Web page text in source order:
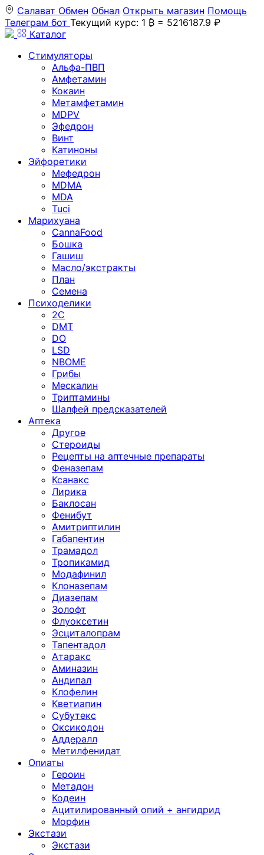
Салават Обмен Обнал Открыть магазин Помощь
Телеграм бот Текущий курс: 1 ₿ = 5216187.9 ₽
Каталог
Стимуляторы
Альфа-ПВП
Амфетамин
Кокаин
Метамфетамин
MDPV
Эфедрон
Винт
Катиноны
Эйфоретики
Мефедрон
MDMA
MDA
Tuci
Марихуана
CannaFood
Бошка
Гашиш
Масло/экстракты
План
Семена
Психоделики
2C
DMT
DO
LSD
NBOME
Грибы
Мескалин
Триптамины
Шалфей предсказателей
Аптека
Другое
Стероиды
Рецепты на аптечные препараты
Феназепам
Ксанакс
Лирика
Баклосан
Фенибут
Амитриптилин
Габапентин
Трамадол
Тропикамид
Модафинил
Клоназепам
Диазепам
Золофт
Флуоксетин
Эсциталопрам
Тапентадол
Атаракс
Аминазин
Андипал
Клофелин
Кветиапин
Субутекс
Оксикодон
Аддералл
Метилфенидат
Опиаты
Героин
Метадон
Кодеин
Ацитилированный опий + ангидрид
Морфин
Экстази
Экстази